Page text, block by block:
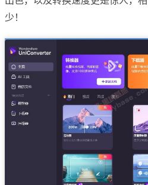
少！